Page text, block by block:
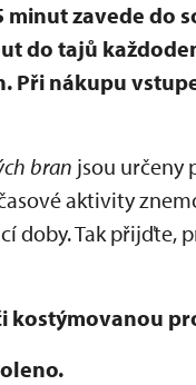
minut zavede do
do tajů
Při nákupu
bran jsou určeny
aktivity
doby. Tak přijďte,
kostýmovanou